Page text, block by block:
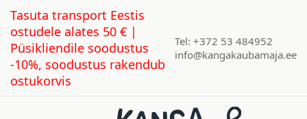
Tasuta transport Eestis
ostudele alates 50 € |
Püsikliendile soodustus
-10%, soodustus rakendub
ostukorvis
Tel: +372 53 484952
info@kangakaubamaja.ee